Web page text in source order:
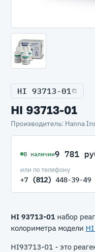
HI 93713-01
HI 93713-01
Производитель: Hanna
В наличии9 781
или по телефону
+7 (812) 448-39-49
HI 93713-01 набор
колориметра модели
HI93713-01 - это